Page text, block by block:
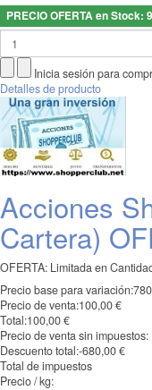
PRECIO OFERTA en Stock:
Inicia sesión para
Detalles de producto
Acciones
Cartera)
OFERTA: Limitada en
Precio base para variación:
Precio de venta:100,00 €
Total:100,00 €
Precio de venta sin impuestos:
Descuento total:-680,00 €
Total de impuestos
Precio / kg: